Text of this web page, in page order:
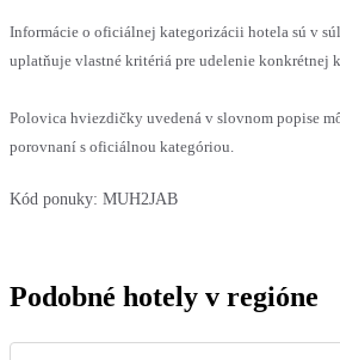
Informácie o oficiálnej kategorizácii hotela sú v
uplatňuje vlastné kritériá pre udelenie konkrétnej
Polovica hviezdičky uvedená v slovnom popise
porovnaní s oficiálnou kategóriou.
Kód ponuky: MUH2JAB
Podobné hotely v regióne